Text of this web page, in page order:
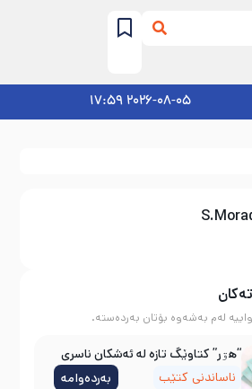
2026-08-05 17:59
لەم بەشەوە بۆتان بەردەستە.
“هۊر” کتاوێگ تازە لە ئەشکان ناسری
ناساندنی کتێب
بەردەوامە